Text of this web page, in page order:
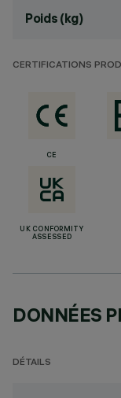
Poids (kg)
CERTIFICATIONS
CE
UK CONFORMITY
ASSESSED
DONNÉES
DÉTAILS